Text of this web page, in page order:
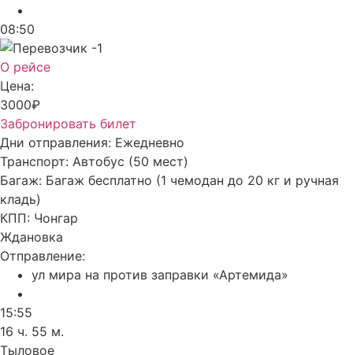
08:50
О рейсе
Цена:
3000₽
Забронировать билет
Дни отправления: Ежедневно
Транспорт: Автобус (50 мест)
Багаж: Багаж бесплатно (1 чемодан до 20 кг и ручная
кладь)
КПП: Чонгар
Ждановка
Отправление:
ул мира на против заправки «Артемида»
15:55
16 ч. 55 м.
Тыловое